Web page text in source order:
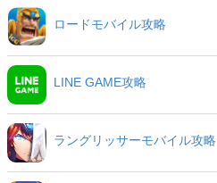
ロードモバイル攻略
LINE GAME攻略
ラングリッサーモバイル攻略